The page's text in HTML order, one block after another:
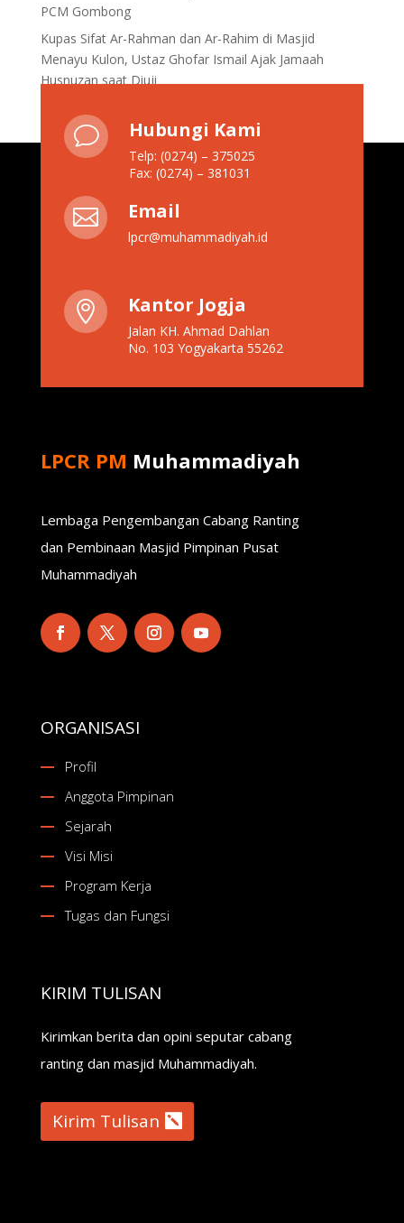
PCM Gombong
Kupas Sifat Ar-Rahman dan Ar-Rahim di Masjid
Menayu Kulon, Ustaz Ghofar Ismail Ajak Jamaah
Husnuzan saat Diuji
v Hubungi Kami
Telp: (0274) – 375025
Fax: (0274) – 381031
 Email
lpcr@muhammadiyah.id
 Kantor Jogja
Jalan KH. Ahmad Dahlan
No. 103 Yogyakarta 55262
LPCR PM Muhammadiyah
Lembaga Pengembangan Cabang Ranting
dan Pembinaan Masjid Pimpinan Pusat
Muhammadiyah
ORGANISASI
Profil
Anggota Pimpinan
Sejarah
Visi Misi
Program Kerja
Tugas dan Fungsi
KIRIM TULISAN
Kirimkan berita dan opini seputar cabang
ranting dan masjid Muhammadiyah.
Kirim Tulisan